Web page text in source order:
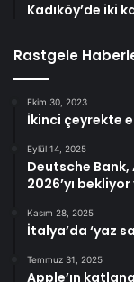
Kadıköy’de iki
Rastgele
Ekim 30, 2023
İkinci çeyrekte
Eylül 14, 2025
Deutsche Bank,
2026’yı
Kasım 28, 2025
İtalya’da ‘yaz
Temmuz 31, 2025
Apple’ın